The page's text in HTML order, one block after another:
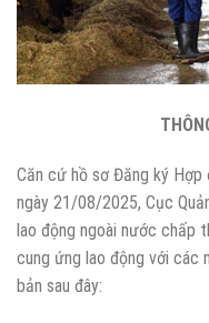
Căn cứ hồ sơ Đăng ký
ngày 21/08/2025, Cục
lao động ngoài nước chấp
cung ứng lao động với các
bản sau đây: